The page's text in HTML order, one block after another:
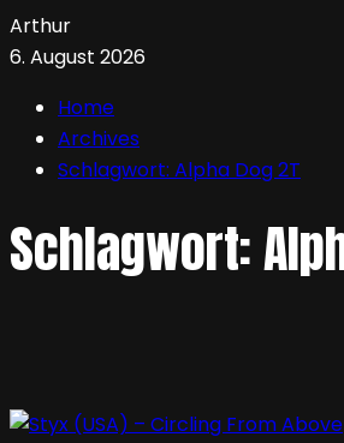
Arthur
6. August 2026
Home
Archives
Schlagwort: Alpha Dog 2T
Schlagwort: